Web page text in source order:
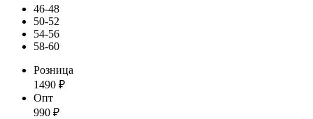
46-48
50-52
54-56
58-60
Розница
1490 ₽
Опт
990 ₽